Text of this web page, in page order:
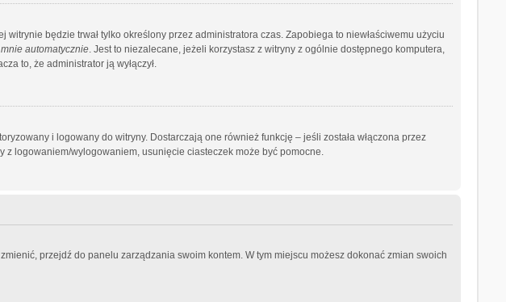
witrynie będzie trwał tylko określony przez administratora czas. Zapobiega to niewłaściwemu użyciu
automatycznie. Jest to niezalecane, jeżeli korzystasz z witryny z ogólnie dostępnego komputera,
to, że administrator ją wyłączył.
i logowany do witryny. Dostarczają one również funkcję – jeśli została włączona przez
logowaniem/wylogowaniem, usunięcie ciasteczek może być pomocne.
przejdź do panelu zarządzania swoim kontem. W tym miejscu możesz dokonać zmian swoich